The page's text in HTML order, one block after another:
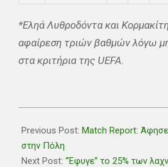
*Εληά Λυθροδόντα και
αφαίρεση τριών βαθμών λόγω
στα κριτήρια της UEFA.
03-
13
Previous Post: Match Report:
στην Πόλη
Next Post: “Έφυγε” το 25% των